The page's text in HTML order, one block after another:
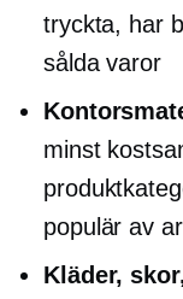
tryckta, har
sålda varor
minst
populär av
Kläder,